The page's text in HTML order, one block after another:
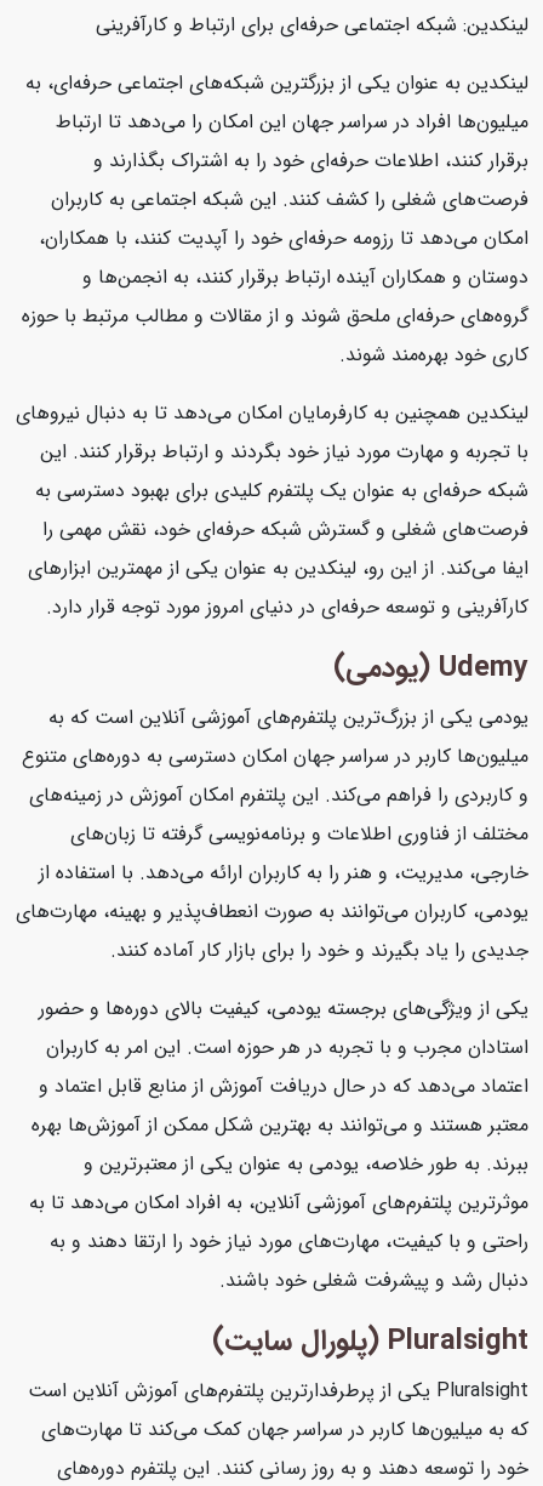
لینکدین: شبکه اجتماعی حرفه‌ای برای ارتباط و کارآفرینی
لینکدین به عنوان یکی از بزرگترین شبکه‌های اجتماعی حرفه‌ای، به
میلیون‌ها افراد در سراسر جهان این امکان را می‌دهد تا ارتباط
برقرار کنند، اطلاعات حرفه‌ای خود را به اشتراک بگذارند و
فرصت‌های شغلی را کشف کنند. این شبکه اجتماعی به کاربران
امکان می‌دهد تا رزومه حرفه‌ای خود را آپدیت کنند، با همکاران،
دوستان و همکاران آینده ارتباط برقرار کنند، به انجمن‌ها و
گروه‌های حرفه‌ای ملحق شوند و از مقالات و مطالب مرتبط با حوزه
کاری خود بهره‌مند شوند.
لینکدین همچنین به کارفرمایان امکان می‌دهد تا به دنبال نیروهای
با تجربه و مهارت مورد نیاز خود بگردند و ارتباط برقرار کنند. این
شبکه حرفه‌ای به عنوان یک پلتفرم کلیدی برای بهبود دسترسی به
فرصت‌های شغلی و گسترش شبکه حرفه‌ای خود، نقش مهمی را
ایفا می‌کند. از این رو، لینکدین به عنوان یکی از مهمترین ابزارهای
کارآفرینی و توسعه حرفه‌ای در دنیای امروز مورد توجه قرار دارد.
Udemy (یودمی)
یودمی یکی از بزرگ‌ترین پلتفرم‌های آموزشی آنلاین است که به
میلیون‌ها کاربر در سراسر جهان امکان دسترسی به دوره‌های متنوع
و کاربردی را فراهم می‌کند. این پلتفرم امکان آموزش در زمینه‌های
مختلف از فناوری اطلاعات و برنامه‌نویسی گرفته تا زبان‌های
خارجی، مدیریت، و هنر را به کاربران ارائه می‌دهد. با استفاده از
یودمی، کاربران می‌توانند به صورت انعطاف‌پذیر و بهینه، مهارت‌های
جدیدی را یاد بگیرند و خود را برای بازار کار آماده کنند.
یکی از ویژگی‌های برجسته یودمی، کیفیت بالای دوره‌ها و حضور
استادان مجرب و با تجربه در هر حوزه است. این امر به کاربران
اعتماد می‌دهد که در حال دریافت آموزش از منابع قابل اعتماد و
معتبر هستند و می‌توانند به بهترین شکل ممکن از آموزش‌ها بهره
ببرند. به طور خلاصه، یودمی به عنوان یکی از معتبرترین و
موثرترین پلتفرم‌های آموزشی آنلاین، به افراد امکان می‌دهد تا به
راحتی و با کیفیت، مهارت‌های مورد نیاز خود را ارتقا دهند و به
دنبال رشد و پیشرفت شغلی خود باشند.
Pluralsight (پلورال سایت)
Pluralsight یکی از پرطرفدارترین پلتفرم‌های آموزش آنلاین است
که به میلیون‌ها کاربر در سراسر جهان کمک می‌کند تا مهارت‌های
خود را توسعه دهند و به روز رسانی کنند. این پلتفرم دوره‌های